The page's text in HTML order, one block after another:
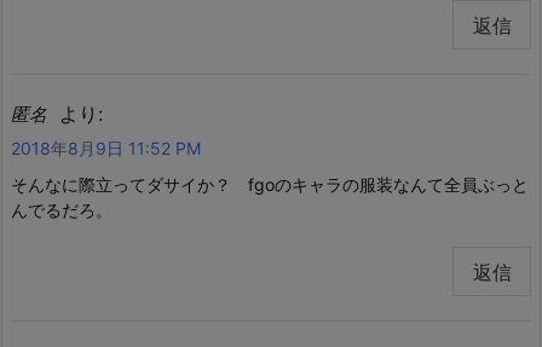
返信
匿名 より:
2018年8月9日 11:52 PM
そんなに際立ってダサイか？ fgoのキャラの服装なんて全員ぶっと
んでるだろ。
返信